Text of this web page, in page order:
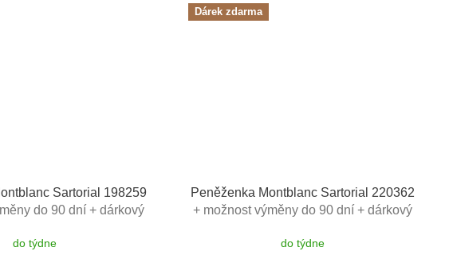
Sartorial 198259
do 90 dní + dárkový
do týdne
Dárek zdarma
Peněženka Montblanc Sartorial 220362
+ možnost výměny do 90 dní + dárkový
do týdne